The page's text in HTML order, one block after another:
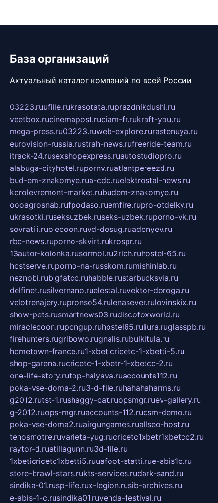
База организаций
Актуальный каталог компаний по всей России
03223.ruufille.rukrasotata.ruprazdnikdushi.ru
veetbox.rucinemapost.ruciam-fr.rukraft-you.ru
mega-press.ru03223.ruweb-explore.rurastenuya.ru
eurovision-russia.rustrah-news.rufreeride-team.ru
itrack-24.rusexshopexpress.ruautostudiopro.ru
alabuga-cityhotel.rupornv.ruatlantpereezd.ru
bud-em-znakomye.rua-cdc.ruelektrostal-news.ru
korolevremont-market.rubudem-znakomye.ru
oooagrosnab.rufpodaso.ruemfire.rupro-otdelky.ru
ukrasotki.ruseksuzbek.ruseks-uzbek.ruporno-vk.ru
sovratili.ruolecoon.ruvd-dosug.ruadonyev.ru
rbc-news.ruporno-skvirt.rukrospr.ru
13autor-kolonka.rusormol.ru2rich.ruhostel-65.ru
hostserve.ruporno-na-russkom.rumishinlab.ru
neznobi.rubigfatcc.ruhabble.rustarbucksvia.ru
delfinet.rusilvernano.ruelestal.ruvektor-doroga.ru
velotrenajery.rupronso54.rulenasever.rulovinskix.ru
show-pets.rusmartnews03.rudiscofoxworld.ru
miraclecoon.rupongup.ruhostel65.ruliura.ruglasspb.ru
firehunters.rugribowo.rugnalis.rubulkitula.ru
hometown-france.ru1-xbeticricetc-1-xbetti-5.ru
shop-garena.rucricetc-1-xbetr-1-xbetcc-2.ru
one-life-story.rutop-halyava.ruaccounts112.ru
poka-vse-doma-2.ru3-d-file.ruhahahaharms.ru
g2012.rutst-1.rushaggy-cat.ruopsmgr.ruev-gallery.ru
g-2012.ruops-mgr.ruaccounts-112.rucsm-demo.ru
poka-vse-doma2.ruairgungames.ruallseo-host.ru
tehosmotre.ruvarieta-yug.rucricetc1xbetr1xbetcc2.ru
raytor-d.ruatillagunn.ru3d-file.ru
1xbeticricetc1xbetti5.ruuafoot-statti.rue-abis1c.ru
store-brawl-stars.rukts-services.rudark-sand.ru
sindika-01.rusp-life.rux-legion.rusib-archives.ru
e-abis-1-c.rusindika01.ruvenda-festival.ru